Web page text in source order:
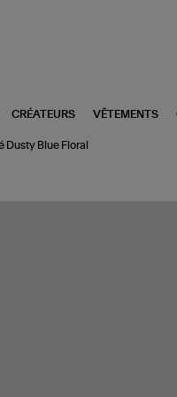
CRÉATEURS VÊTEMENTS
Dusty Blue Floral